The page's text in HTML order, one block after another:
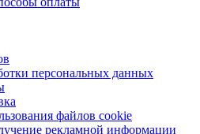
персональных данных
файлов cookie
рекламной информации